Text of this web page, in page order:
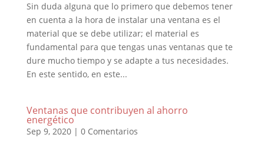
Sin duda alguna que lo primero que debemos tener
en cuenta a la hora de instalar una ventana es el
material que se debe utilizar; el material es
fundamental para que tengas unas ventanas que te
dure mucho tiempo y se adapte a tus necesidades.
En este sentido, en este...
Ventanas que contribuyen al ahorro
energético
Sep 9, 2020| 0 Comentarios